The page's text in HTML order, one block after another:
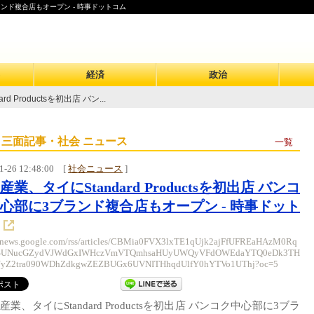
ド複合店もオープン - 時事ドットコム
経済 政治
Productsを初出店 バン...
面記事・社会 ニュース 一覧
26 12:48:00 [ 社会ニュース ]
業、タイにStandard Productsを初出店 バンコ
部に3ブランド複合店もオープン - 時事ドット
rss/articles/CBMia0FVX3lxTE1qUjk2ajFfUFREaHAzM0Rq
業、タイにStandard Productsを初出店 バンコク中心部に3ブラ